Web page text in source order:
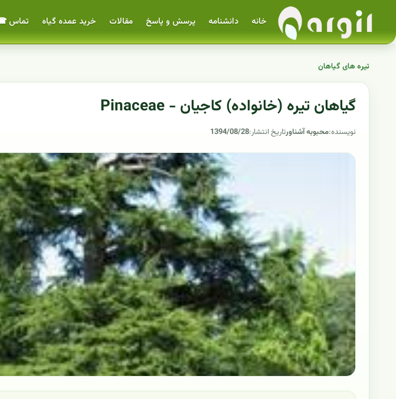
خانه دانشنامه پرسش و پاسخ مقالات خرید عمده گیاه تماس
تیره های گیاهان
گیاهان تیره (خانواده) کاجیان - Pinaceae
نویسنده:محبوبه آشناورتاریخ انتشار:1394/08/28